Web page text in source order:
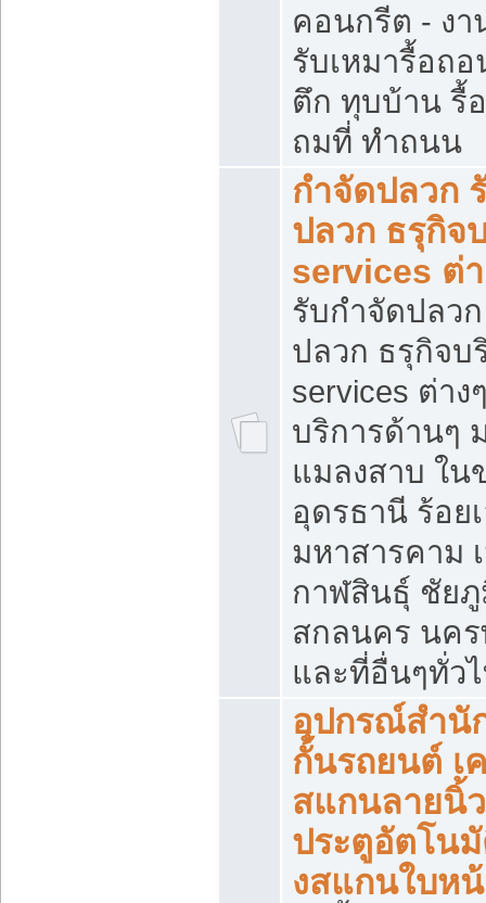
คอนกรีต - ง
รับเหมารื้อถ
ตึก ทุบบ้าน รื้
ถมที่ ทำถนน
กำจัดปลวก
ปลวก ธรุกิจ
services ต่
รับกำจัดปลว
ปลวก ธรุกิจบ
services ต่าง
บริการด้านๆ
แมลงสาบ ใ
อุดรธานี ร้อย
มหาสารคาม
กาฬสินธุ์ ชัย
สกลนคร นค
และที่อื่นๆทั่ว
อุปกรณ์สำนั
กั้นรถยนต์ เ
สแกนลายนิ้
ประตูอัตโน
งสแกนใบห